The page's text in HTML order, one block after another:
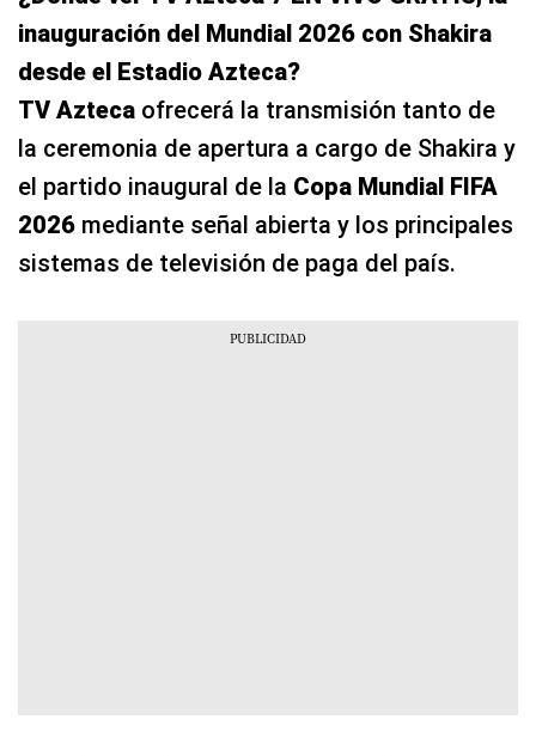
inauguración del Mundial 2026 con Shakira
desde el Estadio Azteca?
TV Azteca ofrecerá la transmisión tanto de
la ceremonia de apertura a cargo de Shakira y
el partido inaugural de la Copa Mundial FIFA
2026 mediante señal abierta y los principales
sistemas de televisión de paga del país.